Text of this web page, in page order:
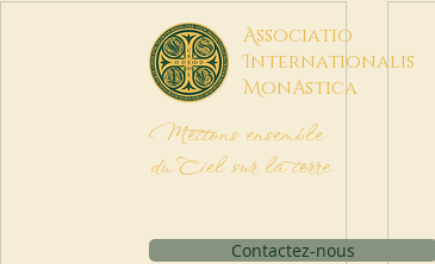
Associatio
Internationalis
MonAstica
Mettons ensemble
du Ciel sur la terre
Contactez-nous